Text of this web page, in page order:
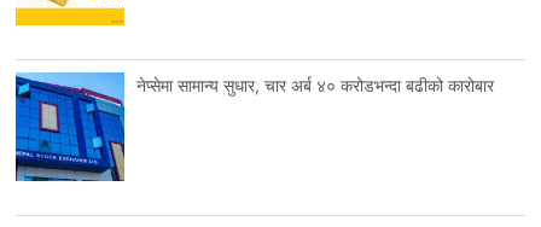
नेप्सेमा सामान्य सुधार, चार अर्ब ४० करोडभन्दा बढीको कारोबार